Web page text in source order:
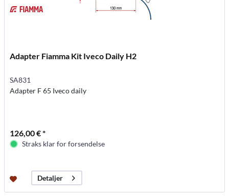
Adapter Fiamma Kit Iveco Daily H2
SA831
Adapter F 65 Iveco daily
126,00 € *
Straks klar for forsendelse
Detaljer